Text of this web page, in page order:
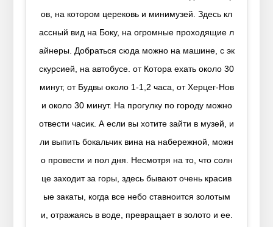
ов, на котором церековь и минимузей. Здесь кл
ассный вид на Боку, на огромные проходящие л
айнеры. Добраться сюда можно на машине, с эк
скурсией, на автобусе. от Котора ехать около 30
минут, от Будвы около 1-1,2 часа, от Херцег-Нов
и около 30 минут. На прогулку по городу можно
отвести часик. А если вы хотите зайти в музей, и
ли выпить бокальчик вина на набережной, можн
о провести и пол дня. Несмотря на то, что солн
це заходит за горы, здесь бывают очень красив
ые закаты, когда все небо ставноится золотым
и, отражаясь в воде, превращает в золото и ее.